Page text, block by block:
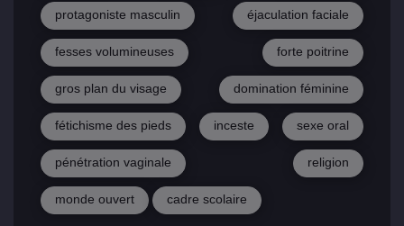
protagoniste masculin éjaculation faciale
fesses volumineuses forte poitrine
gros plan du visage domination féminine
fétichisme des pieds inceste sexe oral
pénétration vaginale religion
monde ouvert cadre scolaire